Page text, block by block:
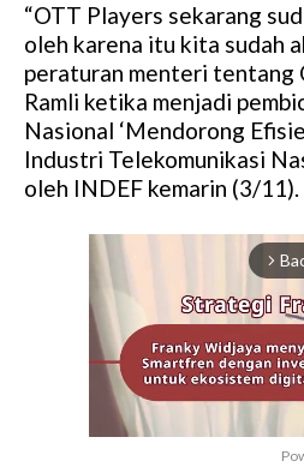
“OTT Players sekarang
oleh karena itu kita sudah
peraturan menteri tentang
Ramli ketika menjadi
Nasional ‘Mendorong
Industri Telekomunikasi
oleh INDEF kemarin (3/11).
arrow_forward_ios